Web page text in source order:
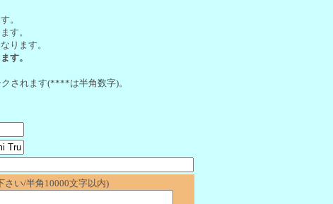
。
す。
ります。
す。
されます(****は半角数字)。
さい/半角10000文字以内)